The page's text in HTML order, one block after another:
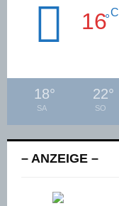
16°C
18°
SA
22°
SO
– ANZEIGE –